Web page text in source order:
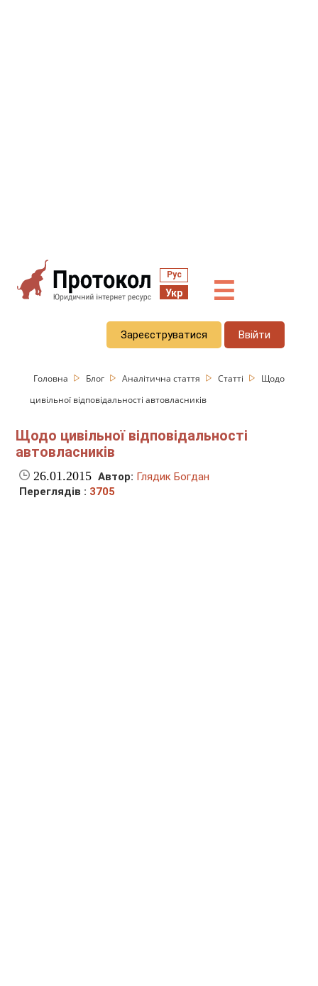
Рус
Укр ☰
Зареєструватися Ввійти
Головна Блог Аналітична стаття Статті
Щодо
цивільної відповідальності автовласників
Щодо цивільної відповідальності
автовласників
26.01.2015 Автор: Глядик Богдан
Переглядів : 3705